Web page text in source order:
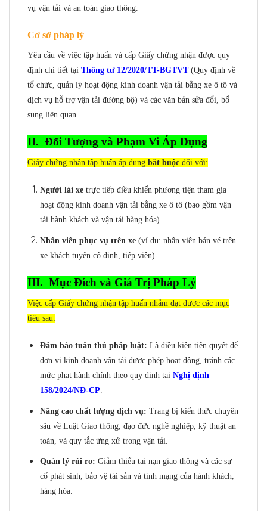
vụ vận tải và an toàn giao thông.
Cơ sở pháp lý
Yêu cầu về việc tập huấn và cấp Giấy chứng nhận được quy
định chi tiết tại Thông tư 12/2020/TT-BGTVT(Quy định về
tổ chức, quản lý hoạt động kinh doanh vận tải bằng xe ô tô và
dịch vụ hỗ trợ vận tải đường bộ) và các văn bản sửa đổi, bổ
sung liên quan.
II. Đối Tượng và Phạm Vi Áp Dụng
Giấy chứng nhận tập huấn áp dụng bắt buộc đối với:
Người lái xetrực tiếp điều khiển phương tiện tham gia
hoạt động kinh doanh vận tải bằng xe ô tô (bao gồm vận
tải hành khách và vận tải hàng hóa).
Nhân viên phục vụ trên xe(ví dụ: nhân viên bán vé trên
xe khách tuyến cố định, tiếp viên).
III. Mục Đích và Giá Trị Pháp Lý
Việc cấp Giấy chứng nhận tập huấn nhằm đạt được các mục
tiêu sau:
Đảm bảo tuân thủ pháp luật: Là điều kiện tiên quyết để
đơn vị kinh doanh vận tải được phép hoạt động, tránh các
mức phạt hành chính theo quy định tại Nghị định
158/2024/NĐ-CP.
Nâng cao chất lượng dịch vụ: Trang bị kiến thức chuyên
sâu về Luật Giao thông, đạo đức nghề nghiệp, kỹ thuật an
toàn, và quy tắc ứng xử trong vận tải.
Quản lý rủi ro: Giảm thiểu tai nạn giao thông và các sự
cố phát sinh, bảo vệ tài sản và tính mạng của hành khách,
hàng hóa.